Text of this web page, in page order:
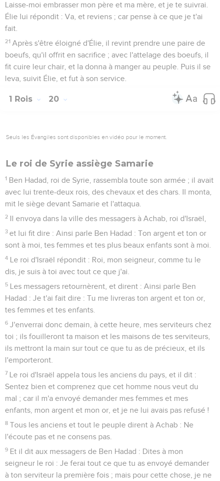
Laisse-moi embrasser mon père et ma mère, et je te suivrai.
Élie lui répondit : Va, et reviens ; car pense à ce que je t'ai
fait.
21 Après s'être éloigné d'Élie, il revint prendre une paire de
boeufs, qu'il offrit en sacrifice ; avec l'attelage des boeufs, il
fit cuire leur chair, et la donna à manger au peuple. Puis il se
leva, suivit Élie, et fut à son service.
1 Rois 20
Seuls les Évangiles sont disponibles en vidéo pour le moment.
Le roi de Syrie assiège Samarie
1 Ben Hadad, roi de Syrie, rassembla toute son armée ; il avait
avec lui trente-deux rois, des chevaux et des chars. Il monta,
mit le siège devant Samarie et l'attaqua.
2 Il envoya dans la ville des messagers à Achab, roi d'Israël,
3 et lui fit dire : Ainsi parle Ben Hadad : Ton argent et ton or
sont à moi, tes femmes et tes plus beaux enfants sont à moi.
4 Le roi d'Israël répondit : Roi, mon seigneur, comme tu le
dis, je suis à toi avec tout ce que j'ai.
5 Les messagers retournèrent, et dirent : Ainsi parle Ben
Hadad : Je t'ai fait dire : Tu me livreras ton argent et ton or,
tes femmes et tes enfants.
6 J'enverrai donc demain, à cette heure, mes serviteurs chez
toi ; ils fouilleront ta maison et les maisons de tes serviteurs,
ils mettront la main sur tout ce que tu as de précieux, et ils
l'emporteront.
7 Le roi d'Israël appela tous les anciens du pays, et il dit :
Sentez bien et comprenez que cet homme nous veut du
mal ; car il m'a envoyé demander mes femmes et mes
enfants, mon argent et mon or, et je ne lui avais pas refusé !
8 Tous les anciens et tout le peuple dirent à Achab : Ne
l'écoute pas et ne consens pas.
9 Et il dit aux messagers de Ben Hadad : Dites à mon
seigneur le roi : Je ferai tout ce que tu as envoyé demander
à ton serviteur la première fois ; mais pour cette chose, je ne